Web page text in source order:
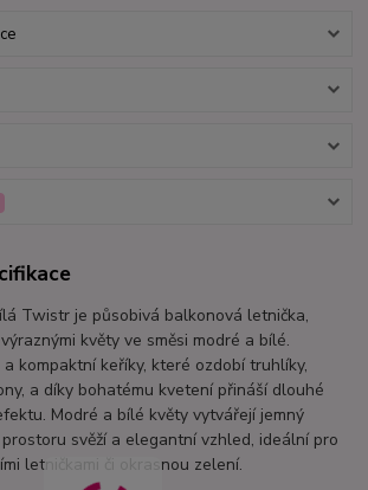
Twistr je působivá balkonová letnička,
květy ve směsi modré a bílé.
kompaktní keříky, které ozdobí truhlíky,
a díky bohatému kvetení přináší dlouhé
Modré a bílé květy vytvářejí jemný
svěží a elegantní vzhled, ideální pro
letničkami či okrasnou zelení.